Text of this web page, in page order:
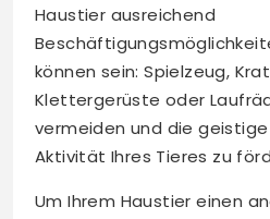
Haustier ausreichend
können sein: Spielzeug,
Klettergerüste oder
vermeiden und die
Aktivität Ihres Tieres zu
Um Ihrem Haustier einen